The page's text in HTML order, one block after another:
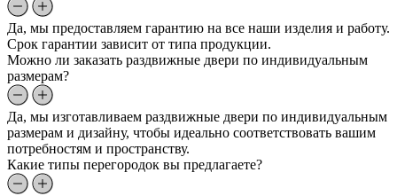
Да, мы предоставляем гарантию на все наши изделия и работу.
Срок гарантии зависит от типа продукции.
Можно ли заказать раздвижные двери по индивидуальным
размерам?
Да, мы изготавливаем раздвижные двери по индивидуальным
размерам и дизайну, чтобы идеально соответствовать вашим
потребностям и пространству.
Какие типы перегородок вы предлагаете?